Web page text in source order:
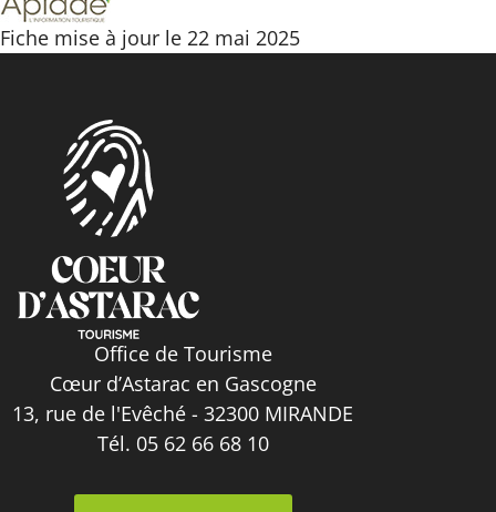
Fiche mise à jour le 22 mai 2025
Office de Tourisme
Cœur d’Astarac en Gascogne
13, rue de l'Evêché - 32300 MIRANDE
Tél. 05 62 66 68 10